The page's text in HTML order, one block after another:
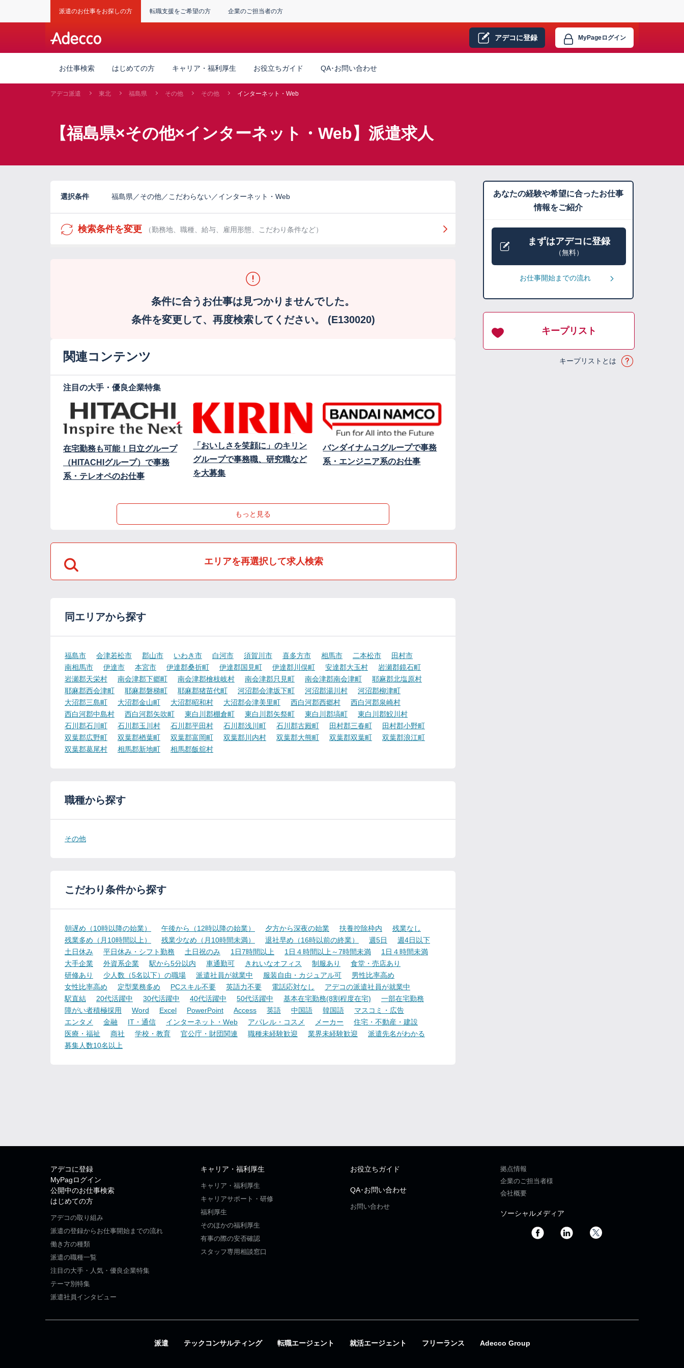
派遣のお仕事をお探しの方 転職支援をご希望の方 企業のご担当者の方
アデコに登録 MyPageログイン
お仕事検索 はじめての方 キャリア・福利厚生 お役立ちガイド QA･お問い合わせ
アデコ派遣 東北 福島県 その他 その他 インターネット・Web
【福島県×その他×インターネット・Web】派遣求人
選択条件 福島県／その他／こだわらない／インターネット・Web
検索条件を変更 （勤務地、職種、給与、雇用形態、こだわり条件など）
条件に合うお仕事は見つかりませんでした。
条件を変更して、再度検索してください。 (E130020)
関連コンテンツ
注目の大手・優良企業特集
在宅勤務も可能！日立グループ
（HITACHIグループ）で事務
系・テレオペのお仕事
「おいしさを笑顔に」のキリン
グループで事務職、研究職など
を大募集
バンダイナムコグループで事務
系・エンジニア系のお仕事
もっと見る
エリアを再選択して求人検索
同エリアから探す
福島市 会津若松市 郡山市 いわき市 白河市 須賀川市 喜多方市 相馬市 二本松市
田村市
南相馬市
伊達市 本宮市 伊達郡桑折町 伊達郡国見町 伊達郡川俣町 安達郡大玉村
岩瀬郡鏡石町
岩瀬郡天栄村
南会津郡下郷町 南会津郡檜枝岐村 南会津郡只見町 南会津郡南会津町
耶麻郡北塩原村
耶麻郡西会津町
耶麻郡磐梯町 耶麻郡猪苗代町 河沼郡会津坂下町 河沼郡湯川村
河沼郡柳津町
大沼郡三島町
大沼郡金山町 大沼郡昭和村 大沼郡会津美里町 西白河郡西郷村
西白河郡泉崎村
西白河郡中島村
西白河郡矢吹町 東白川郡棚倉町 東白川郡矢祭町 東白川郡塙町
東白川郡鮫川村
石川郡石川町
石川郡玉川村 石川郡平田村 石川郡浅川町 石川郡古殿町 田村郡三春町
田村郡小野町
双葉郡広野町
双葉郡楢葉町 双葉郡富岡町 双葉郡川内村 双葉郡大熊町 双葉郡双葉町
双葉郡浪江町
双葉郡葛尾村
相馬郡新地町 相馬郡飯舘村
職種から探す
その他
こだわり条件から探す
朝遅め（10時以降の始業） 午後から（12時以降の始業） 夕方から深夜の始業 扶養控除枠内
残業なし
残業多め（月10時間以上）
残業少なめ（月10時間未満） 退社早め（16時以前の終業） 週5日
週4日以下
土日休み
平日休み・シフト勤務 土日祝のみ 1日7時間以上 1日４時間以上～7時間未満
1日４時間未満
大手企業
外資系企業 駅から5分以内 車通勤可 きれいなオフィス 制服あり
食堂・売店あり
研修あり
少人数（5名以下）の職場 派遣社員が就業中 服装自由・カジュアル可
男性比率高め
女性比率高め
定型業務多め PCスキル不要 英語力不要 電話応対なし
アデコの派遣社員が就業中
駅直結
20代活躍中 30代活躍中 40代活躍中 50代活躍中 基本在宅勤務(8割程度在宅)
一部在宅勤務
障がい者積極採用
Word Excel PowerPoint Access 英語 中国語 韓国語
マスコミ・広告
エンタメ
金融 IT・通信 インターネット・Web アパレル・コスメ メーカー
住宅・不動産・建設
医療・福祉
商社 学校・教育 官公庁・財団関連 職種未経験歓迎 業界未経験歓迎
派遣先名がわかる
募集人数10名以上
あなたの経験や希望に合ったお仕事
情報をご紹介
まずはアデコに登録
（無料）
お仕事開始までの流れ
キープリスト
キープリストとは
アデコに登録
MyPagログイン
公開中のお仕事検索
はじめての方
アデコの取り組み
派遣の登録からお仕事開始までの流れ
働き方の種類
派遣の職種一覧
注目の大手・人気・優良企業特集
テーマ別特集
派遣社員インタビュー
キャリア・福利厚生
キャリア・福利厚生
キャリアサポート・研修
福利厚生
そのほかの福利厚生
有事の際の安否確認
スタッフ専用相談窓口
お役立ちガイド
QA･お問い合わせ
お問い合わせ
拠点情報
企業のご担当者様
会社概要
ソーシャルメディア
派遣 テックコンサルティング 転職エージェント 就活エージェント フリーランス Adecco Group